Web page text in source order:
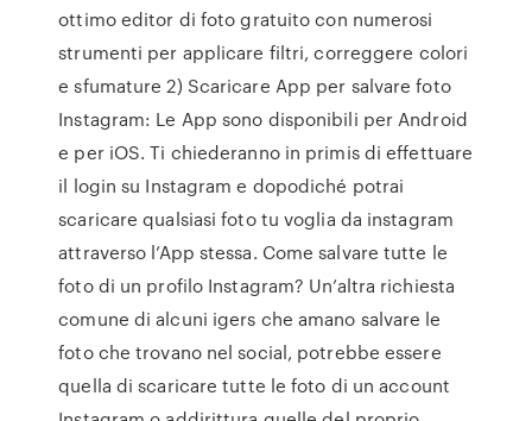
ottimo editor di foto gratuito con numerosi
strumenti per applicare filtri, correggere colori
e sfumature 2) Scaricare App per salvare foto
Instagram: Le App sono disponibili per Android
e per iOS. Ti chiederanno in primis di effettuare
il login su Instagram e dopodiché potrai
scaricare qualsiasi foto tu voglia da instagram
attraverso l’App stessa. Come salvare tutte le
foto di un profilo Instagram? Un’altra richiesta
comune di alcuni igers che amano salvare le
foto che trovano nel social, potrebbe essere
quella di scaricare tutte le foto di un account